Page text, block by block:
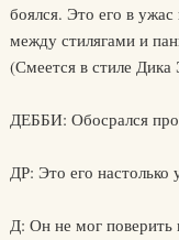
боялся. Это его в
между стилягами и
(Смеется в стиле
ДЕББИ: Обосрался
ДР: Это его настолько
Д: Он не мог поверить